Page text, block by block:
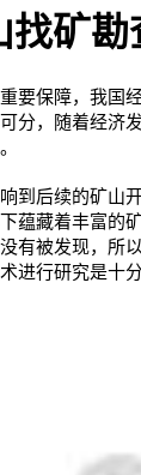
找矿勘
要保障，我国
分，随着经济
到后续的矿山
蕴藏着丰富的
有被发现，所
进行研究是十